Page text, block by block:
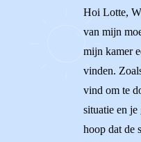
Hoi Lotte,
van mijn
mijn kamer
vinden.
vind om te
situatie en
hoop dat de